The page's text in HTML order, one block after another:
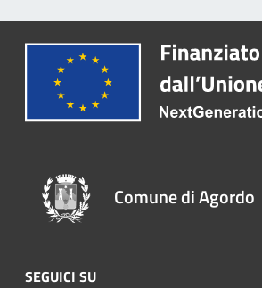
Comune di Agordo
SEGUICI SU